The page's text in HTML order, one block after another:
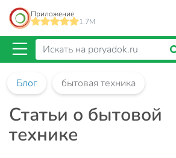
Приложение
1.7M
Блог бытовая техника
Статьи о бытовой
технике